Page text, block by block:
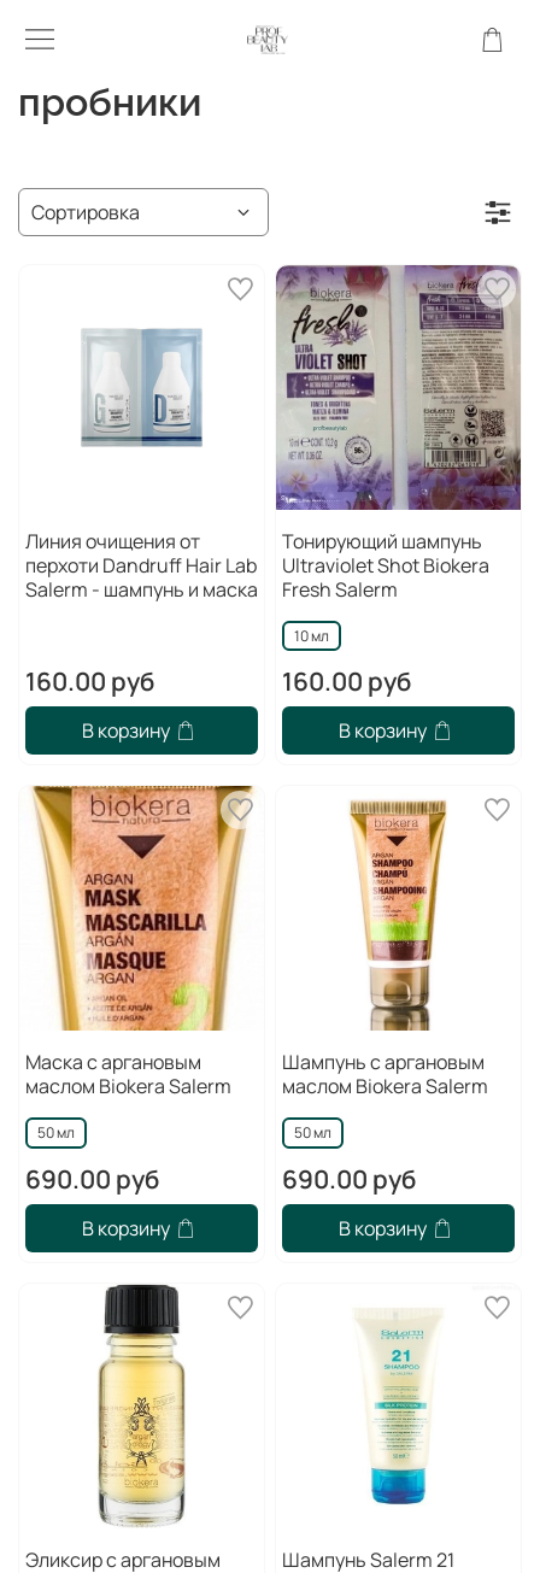
пробники
Линия очищения от
перхоти Dandruff Hair Lab
Salerm - шампунь и маска
160.00 руб
В корзину
Тонирующий шампунь
Ultraviolet Shot Biokera
Fresh Salerm
10 мл
160.00 руб
В корзину
Маска с аргановым
маслом Biokera Salerm
50 мл
690.00 руб
В корзину
Шампунь с аргановым
маслом Biokera Salerm
50 мл
690.00 руб
В корзину
Эликсир с аргановым
Шампунь Salerm 21